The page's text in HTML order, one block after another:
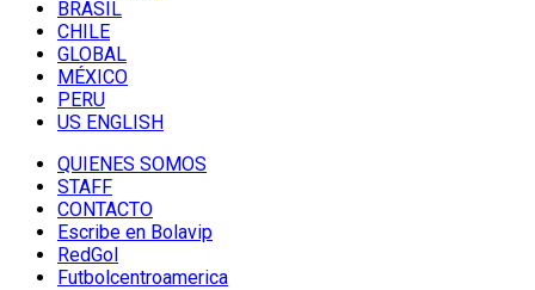
BRASIL
CHILE
GLOBAL
MÉXICO
PERU
US ENGLISH
QUIENES SOMOS
STAFF
CONTACTO
Escribe en Bolavip
RedGol
Futbolcentroamerica